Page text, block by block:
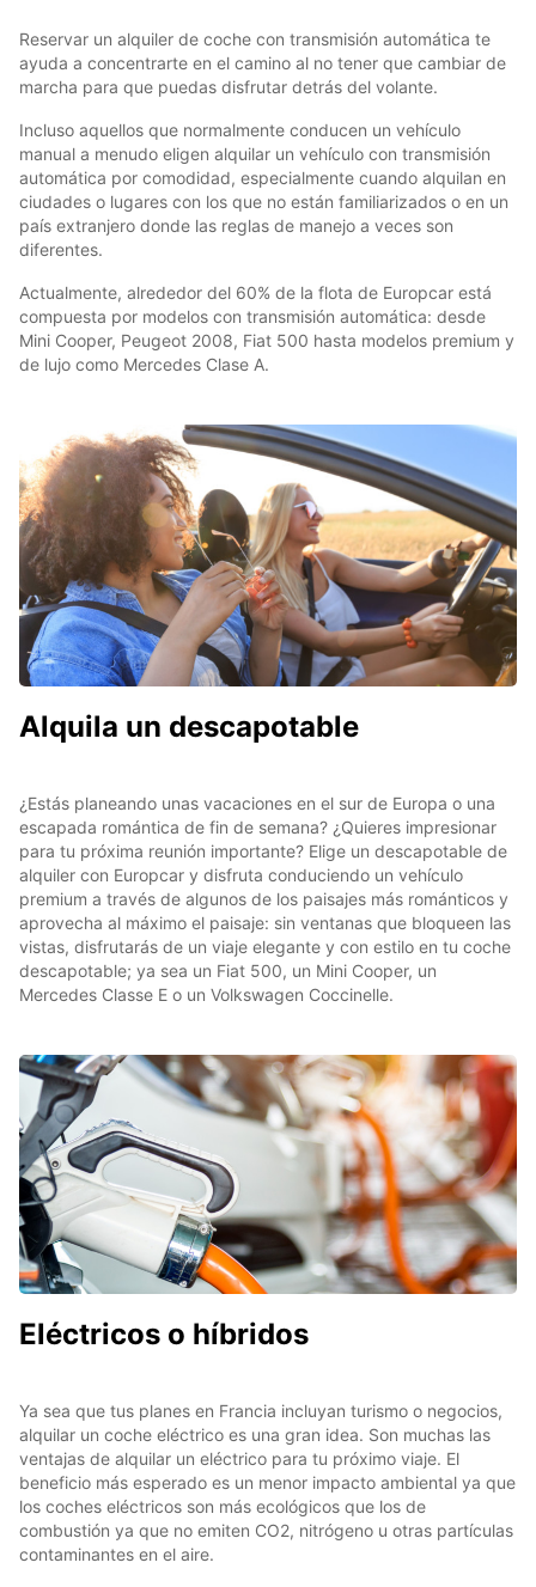
Reservar un alquiler de coche con transmisión automática te
ayuda a concentrarte en el camino al no tener que cambiar de
marcha para que puedas disfrutar detrás del volante.
Incluso aquellos que normalmente conducen un vehículo
manual a menudo eligen alquilar un vehículo con transmisión
automática por comodidad, especialmente cuando alquilan en
ciudades o lugares con los que no están familiarizados o en un
país extranjero donde las reglas de manejo a veces son
diferentes.
Actualmente, alrededor del 60% de la flota de Europcar está
compuesta por modelos con transmisión automática: desde
Mini Cooper, Peugeot 2008, Fiat 500 hasta modelos premium y
de lujo como Mercedes Clase A.
Alquila un descapotable
¿Estás planeando unas vacaciones en el sur de Europa o una
escapada romántica de fin de semana? ¿Quieres impresionar
para tu próxima reunión importante? Elige un descapotable de
alquiler con Europcar y disfruta conduciendo un vehículo
premium a través de algunos de los paisajes más románticos y
aprovecha al máximo el paisaje: sin ventanas que bloqueen las
vistas, disfrutarás de un viaje elegante y con estilo en tu coche
descapotable; ya sea un Fiat 500, un Mini Cooper, un
Mercedes Classe E o un Volkswagen Coccinelle.
Eléctricos o híbridos
Ya sea que tus planes en Francia incluyan turismo o negocios,
alquilar un coche eléctrico es una gran idea. Son muchas las
ventajas de alquilar un eléctrico para tu próximo viaje. El
beneficio más esperado es un menor impacto ambiental ya que
los coches eléctricos son más ecológicos que los de
combustión ya que no emiten CO2, nitrógeno u otras partículas
contaminantes en el aire.